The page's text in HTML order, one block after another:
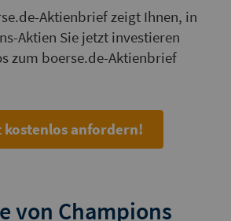
Aktienbrief zeigt Ihnen, in
Aktien Sie jetzt investieren
zum boerse.de-Aktienbrief
kostenlos anfordern!
von Champions